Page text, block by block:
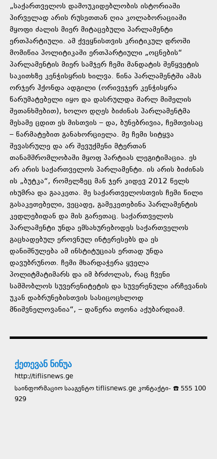
„საქართველოს დამოუკიდებლობის ისტორიაში
პირველად არის რუსეთთან ღია კოლაბორაციაში
მყოფი ძალის მიერ მიტაცებული პარლამენტი
ერთპარტიული. ამ ქვეყნისთვის კრიტიკულ დროში
მომიწია პოლიტიკაში ერთპარტიული „ოცნების“
პარლამენტის მიერ სამჯერ ჩემი მანდატის შეწყვეტის
საკითხზე კენჭისყრის ხილვა. წინა პარლამენტში ამას
ორჯერ ჰქონდა ადგილი (ორივეჯერ კენჭისყრა
წარუმატებელი იყო და დასრულდა შარლ მიშელის
შეთანხმებით), ხოლო დღეს ბიძინას პარლამენტმა
მესამე ცდით ეს მისთვის – და, ბუნებრივია, ჩემთვისაც
– წარმატებით განახორციელა. მე ჩემი სიტყვა
შევასრულე და არ შევუქმენი მტერთან
თანამშრომლობაში მყოფ პარტიას ლეგიტიმაცია. ეს
არ არის საქართველოს პარლამენტი. ის არის ბიძინას
ის „ბუტკა“, რომელზეც მან ჯერ კიდევ 2012 წელს
იხუმრა და გააკეთა. მე საქართველოსთვის ჩემი წილი
გასაკეთებელი, ვეცადე, გამეკეთებინა პარლამენტის
კედლებიდან და მის გარეთაც. საქართველოს
პარლამენტი უნდა ემსახურებოდეს საქართველოს
გაცხადებულ ეროვნულ ინტერესებს და ეს
დანიშნულება ამ ინსტიტუციას ერთად უნდა
დავუბრუნოთ. ჩემი მხარდაჭერა ყველა
პოლიტმატიმარს და იმ ბრძოლას, რაც ჩვენი
სამშობლოს სუვერენიტეტის და სუვერენული არჩევანის
უკან დაბრუნებისთვის სასიცოცხლოდ
მნიშვნელოვანია“, – დაწერა თეონა აქუბარდიამ.
ქეთევან ნინუა
http://tiflisnews.ge
საინფორმაციო სააგენტო tiflisnews.ge კონტაქტი- ☎️ 555 100
929